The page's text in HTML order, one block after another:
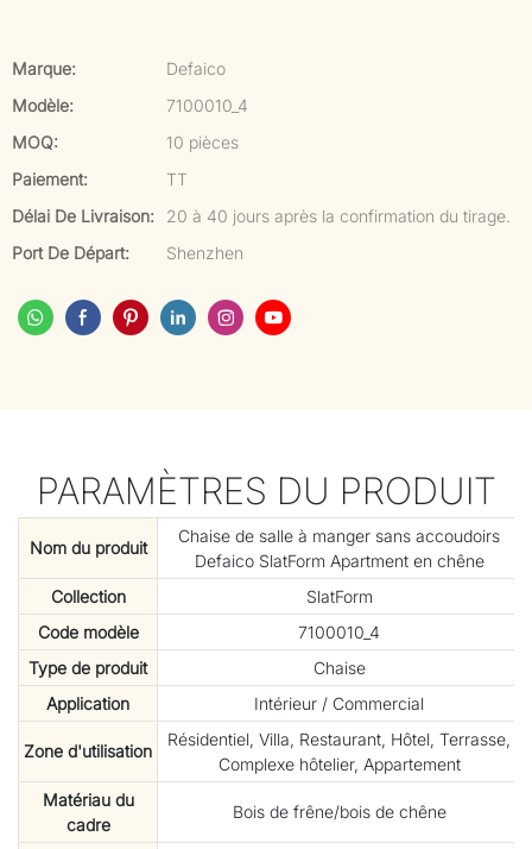
Marque:
Defaico
Modèle:
7100010_4
MOQ:
10 pièces
Paiement:
TT
Délai De Livraison:
20 à 40 jours après la confirmation du tirage.
Port De Départ:
Shenzhen
PARAMÈTRES DU PRODUIT
Nom du produit
Chaise de salle à manger sans accoudoirs
Defaico SlatForm Apartment en chêne
Collection
SlatForm
Code modèle
7100010_4
Type de produit
Chaise
Application
Intérieur / Commercial
Zone d'utilisation
Résidentiel, Villa, Restaurant, Hôtel, Terrasse,
Complexe hôtelier, Appartement
Matériau du
cadre
Bois de frêne/bois de chêne